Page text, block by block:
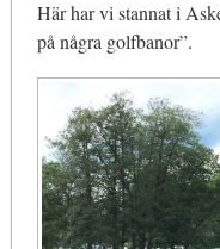
Här har vi stannat i
på några golfbanor”.